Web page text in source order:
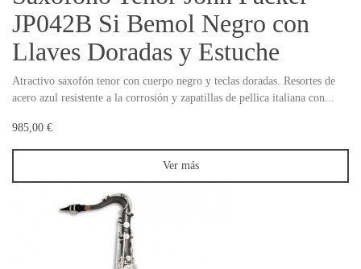
JP042B Si Bemol Negro con
Llaves Doradas y Estuche
Atractivo saxofón tenor con cuerpo negro y teclas doradas. Resortes de
acero azul resistente a la corrosión y zapatillas de pellica italiana con...
985,00 €
Ver más